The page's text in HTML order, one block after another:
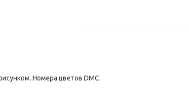
Номера цветов DMC.